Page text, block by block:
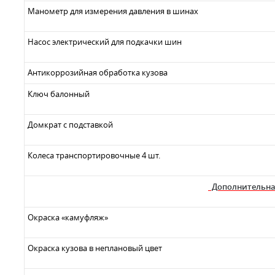
Манометр для измерения давления в шинах
Насос электрический для подкачки шин
Антикоррозийная обработка кузова
Ключ балонный
Домкрат с подставкой
Колеса транспортировочные 4 шт.
Окраска «камуфляж»
Окраска кузова в неплановый цвет